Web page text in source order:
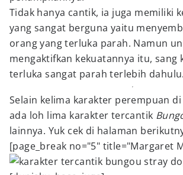
Tidak hanya cantik, ia juga memiliki
yang sangat berguna yaitu
orang yang terluka parah. Namun
mengaktifkan kekuatannya itu, sang
terluka sangat parah terlebih dahulu.
Selain kelima karakter perempuan
ada loh lima karakter tercantik
lainnya. Yuk cek di halaman
[page_break no="5" title="Margaret